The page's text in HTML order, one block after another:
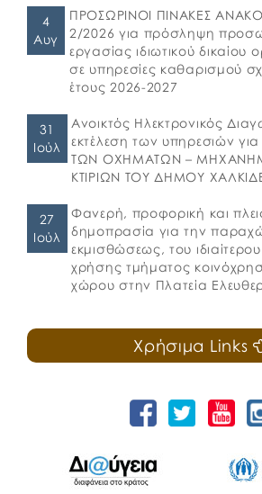
4
Αυγ
ΠΡΟΣΩΡΙΝΟΙ ΠΙΝΑΚΕΣ
2/2026 για πρόσληψη
εργασίας ιδιωτικού δικαίου
σε υπηρεσίες καθαρισμού
έτους 2026-2027
31
Ιούλ
Ανοικτός Ηλεκτρονικός
εκτέλεση των υπηρεσιών
ΤΩΝ ΟΧΗΜΑΤΩΝ –
ΚΤΙΡΙΩΝ ΤΟΥ ΔΗΜΟΥ
27
Ιούλ
Φανερή, προφορική και
δημοπρασία για την
εκμισθώσεως, του
χρήσης τμήματος
χώρου στην Πλατεία
Χρήσιμα Links